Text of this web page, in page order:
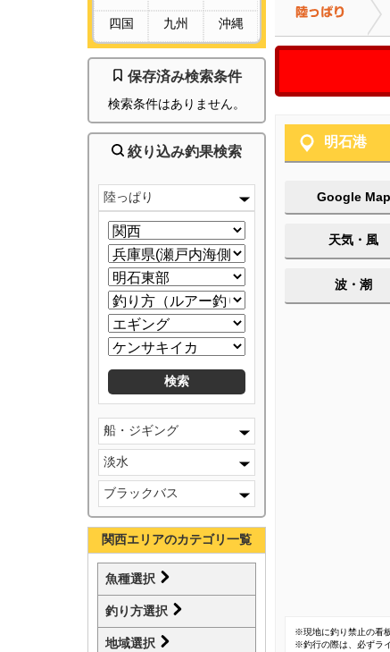
四国 九州 沖縄
保存済み検索条件
検索条件はありません。
絞り込み釣果検索
陸っぱり
船・ジギング
淡水
ブラックバス
関西エリアのカテゴリ一覧
魚種選択
釣り方選択
地域選択
明石港
Google Map
天気・風
波・潮
※現地に釣り禁止の看
※釣行の際は、必ずラ